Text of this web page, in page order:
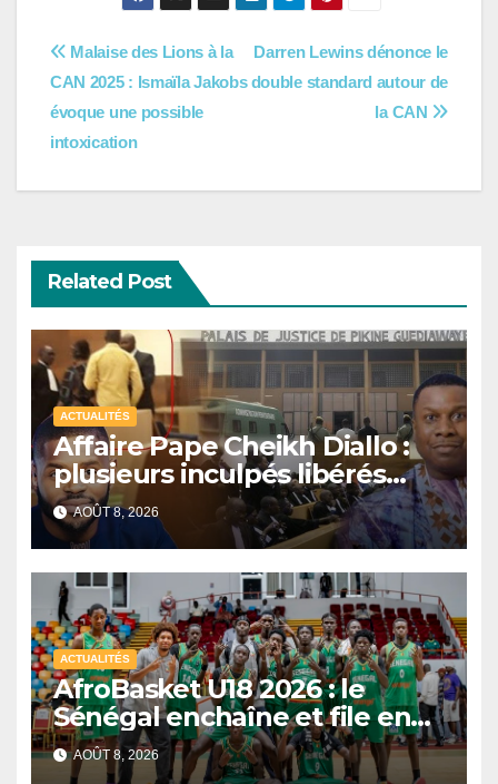
Navigation
de
l’article
Darren Lewins dénonce le
double standard autour de
la CAN
Malaise des Lions à la
CAN 2025 : Ismaïla Jakobs
évoque une possible
intoxication
Related Post
ACTUALITÉS
Affaire Pape Cheikh Diallo :
plusieurs inculpés libérés
après un non-lieu partiel
AOÛT 8, 2026
ACTUALITÉS
AfroBasket U18 2026 : le
Sénégal enchaîne et file en
quarts de finale
AOÛT 8, 2026